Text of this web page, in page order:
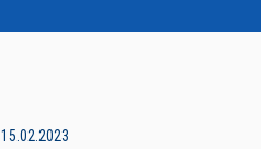
15.02.2023